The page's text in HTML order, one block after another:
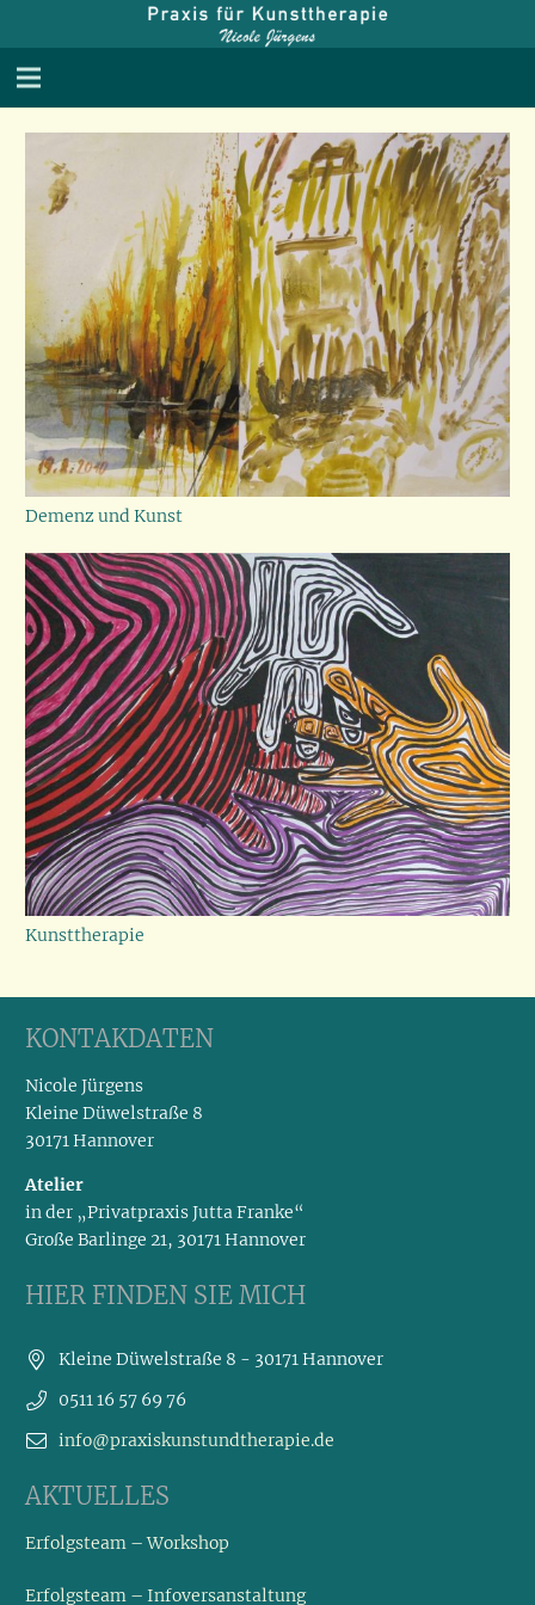
Demenz und Kunst
Kunsttherapie
KONTAKDATEN
Nicole Jürgens
Kleine Düwelstraße 8
30171 Hannover
Atelier
in der „Privatpraxis Jutta Franke“
Große Barlinge 21, 30171 Hannover
HIER FINDEN SIE MICH
Kleine Düwelstraße 8 - 30171 Hannover
0511 16 57 69 76
info@praxiskunstundtherapie.de
AKTUELLES
Erfolgsteam – Workshop
Erfolgsteam – Infoversanstaltung